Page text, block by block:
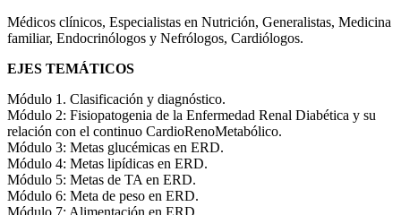
Médicos clínicos, Especialistas en Nutrición, Generalistas, Medicina
familiar, Endocrinólogos y Nefrólogos, Cardiólogos.
EJES TEMÁTICOS
Módulo 1. Clasificación y diagnóstico.
Módulo 2: Fisiopatogenia de la Enfermedad Renal Diabética y su
relación con el continuo CardioRenoMetabólico.
Módulo 3: Metas glucémicas en ERD.
Módulo 4: Metas lipídicas en ERD.
Módulo 5: Metas de TA en ERD.
Módulo 6: Meta de peso en ERD.
Módulo 7: Alimentación en ERD.